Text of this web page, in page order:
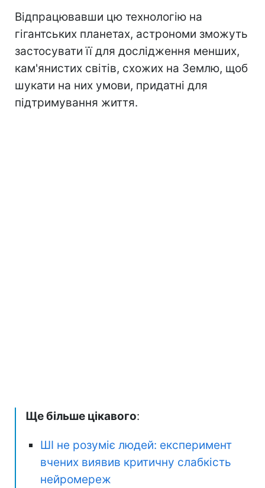
Відпрацювавши цю технологію на
гігантських планетах, астрономи зможуть
застосувати її для дослідження менших,
кам'янистих світів, схожих на Землю, щоб
шукати на них умови, придатні для
підтримування життя.
Ще більше цікавого:
ШІ не розуміє людей: експеримент
вчених виявив критичну слабкість
нейромереж